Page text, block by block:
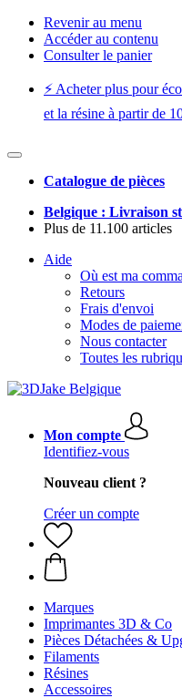
Revenir au menu
Accéder au contenu
Consulter le panier
⚡️ Acheter plus pour
et la résine à partir de
Catalogue de pièces
Belgique : Livraison
Plus de 11.100 articles
Aide
Où est ma
Retours
Frais d'envoi
Modes de
Nous contacter
Toutes les
Mon compte
Identifiez-vous
Nouveau client ?
Créer un compte
Marques
Imprimantes 3D & Co
Pièces Détachées &
Filaments
Résines
Accessoires